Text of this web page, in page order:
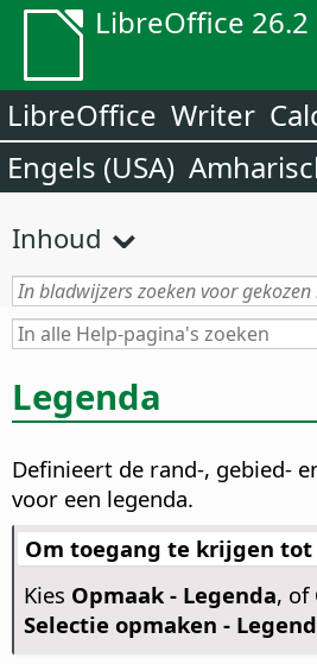
LibreOffice 26.2
LibreOffice Writer
Engels (USA)
Inhoud
Legenda
Definieert de rand-, gebied-
voor een legenda.
Om toegang te krijgen tot
Kies Opmaak - Legenda, of
Selectie opmaken -